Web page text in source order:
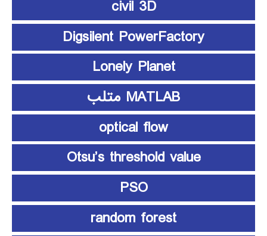
civil 3D
Digsilent PowerFactory
Lonely Planet
MATLAB متلب
optical flow
Otsu’s threshold value
PSO
random forest